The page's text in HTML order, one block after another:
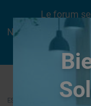
Le forum
Nous aurons le